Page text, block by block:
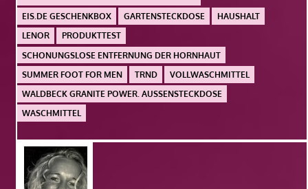
EIS.DE GESCHENKBOX
GARTENSTECKDOSE
HAUSHALT
LENOR
PRODUKTTEST
SCHONUNGSLOSE ENTFERNUNG DER HORNHAUT
SUMMER FOOT FOR MEN
TRND
VOLLWASCHMITTEL
WALDBECK GRANITE POWER. AUSSENSTECKDOSE
WASCHMITTEL